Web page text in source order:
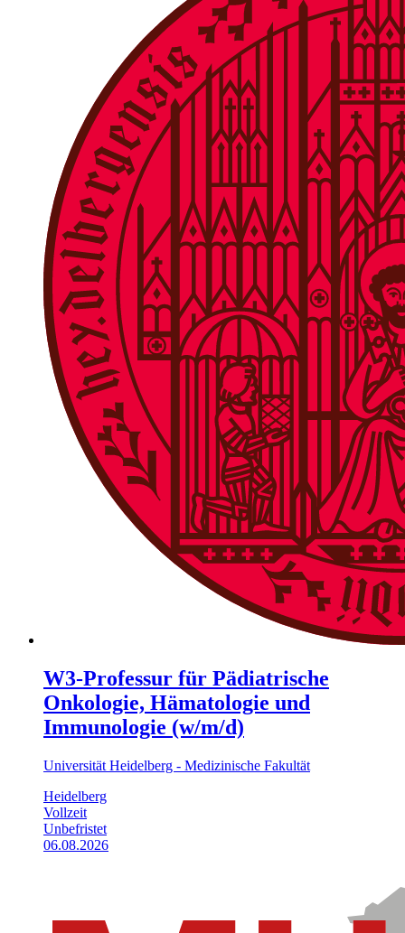
W3-Professur für Pädiatrische
Onkologie, Hämatologie und
Immunologie (w/m/d)
Universität Heidelberg - Medizinische Fakultät
Heidelberg
Vollzeit
Unbefristet
06.08.2026